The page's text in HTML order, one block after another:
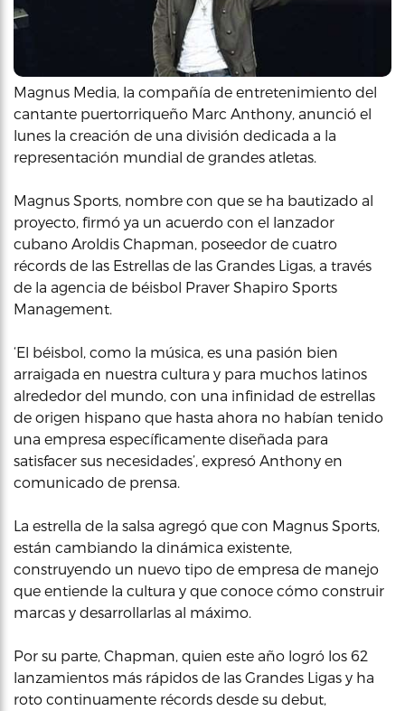
Magnus Media, la compañía de entretenimiento del
cantante puertorriqueño Marc Anthony, anunció el
lunes la creación de una división dedicada a la
representación mundial de grandes atletas.
Magnus Sports, nombre con que se ha bautizado al
proyecto, firmó ya un acuerdo con el lanzador
cubano Aroldis Chapman, poseedor de cuatro
récords de las Estrellas de las Grandes Ligas, a través
de la agencia de béisbol Praver Shapiro Sports
Management.
‘El béisbol, como la música, es una pasión bien
arraigada en nuestra cultura y para muchos latinos
alrededor del mundo, con una infinidad de estrellas
de origen hispano que hasta ahora no habían tenido
una empresa específicamente diseñada para
satisfacer sus necesidades’, expresó Anthony en
comunicado de prensa.
La estrella de la salsa agregó que con Magnus Sports,
están cambiando la dinámica existente,
construyendo un nuevo tipo de empresa de manejo
que entiende la cultura y que conoce cómo construir
marcas y desarrollarlas al máximo.
Por su parte, Chapman, quien este año logró los 62
lanzamientos más rápidos de las Grandes Ligas y ha
roto continuamente récords desde su debut,